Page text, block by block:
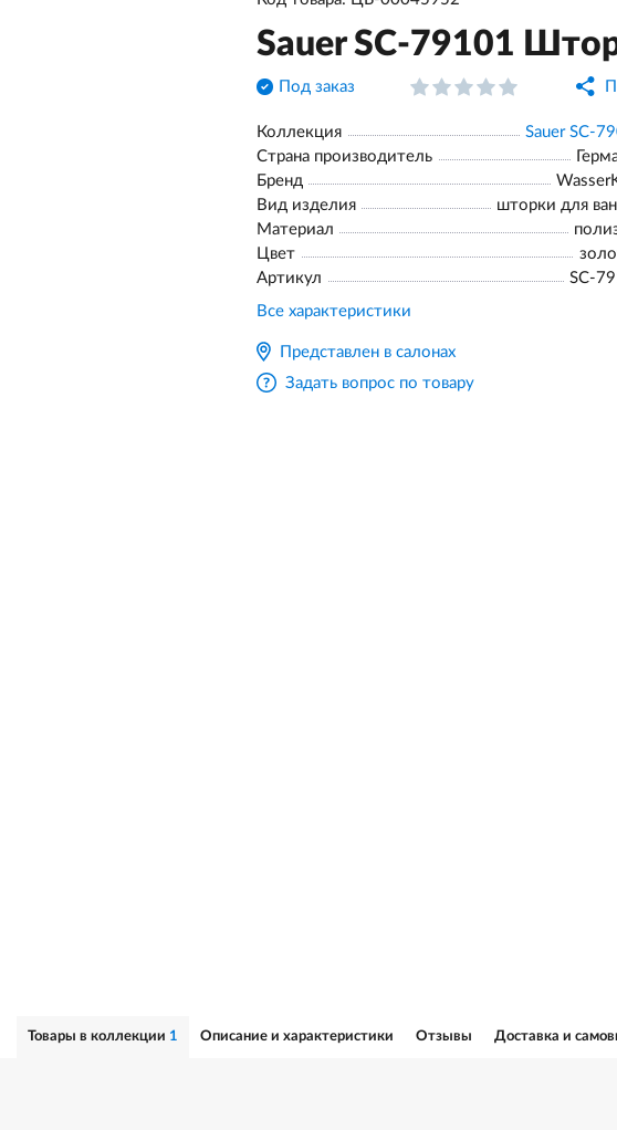
Sauer SC-79101
Под заказ
Коллекция
Sauer SC-
Страна производитель
Бренд
Вид изделия
шторки для
Материал
Цвет
Артикул
SC-
Все характеристики
Представлен в салонах
Задать вопрос по товару
Товары в коллекции 1 Описание и характеристики Отзывы Доставка и